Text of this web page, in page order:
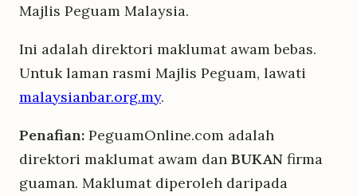
Majlis Peguam Malaysia.
Ini adalah direktori maklumat awam bebas.
Untuk laman rasmi Majlis Peguam, lawati
malaysianbar.org.my.
Penafian: PeguamOnline.com adalah
direktori maklumat awam dan BUKAN firma
guaman. Maklumat diperoleh daripada